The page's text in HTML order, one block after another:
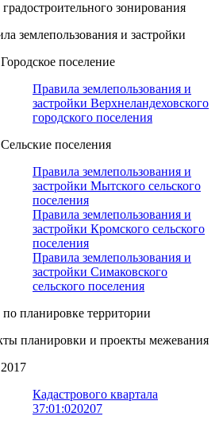
зонирования
землепользования и застройки
Городское поселение
Правила землепользования и
застройки Верхнеландеховского
городского поселения
Сельские поселения
Правила землепользования и
застройки Мытского сельского
поселения
Правила землепользования и
застройки Кромского сельского
поселения
Правила землепользования и
застройки Симаковского
сельского поселения
планировке территории
планировки и проекты межевания
2017
Кадастрового квартала
37:01:020207